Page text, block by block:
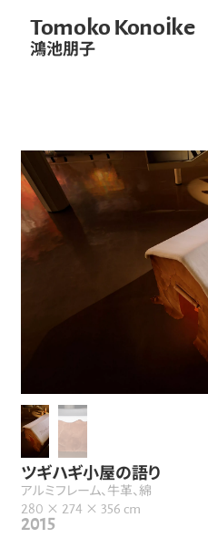
Tomoko Konoike
鴻池朋子
ツギハギ小屋の語り
アルミフレーム、牛革、綿
280 × 274 × 356 cm
2015